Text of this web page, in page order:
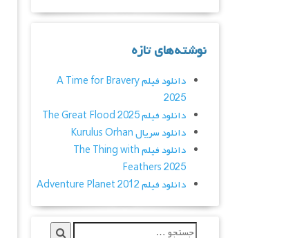
نوشته‌های تازه
دانلود فیلم A Time for Bravery
2025
دانلود فیلم The Great Flood 2025
دانلود سریال Kurulus Orhan
دانلود فیلم The Thing with
Feathers 2025
دانلود فیلم Adventure Planet 2012